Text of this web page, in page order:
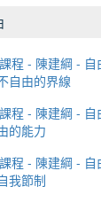
程 - 陳建綱 -
自由的界線
程 - 陳建綱 -
的能力
程 - 陳建綱 -
我節制